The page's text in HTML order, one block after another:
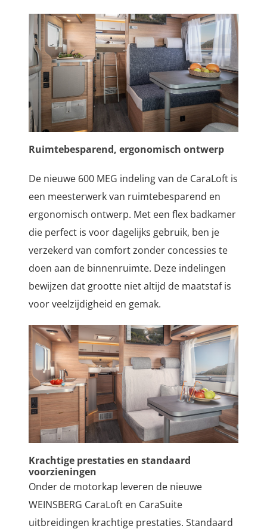
Ruimtebesparend, ergonomisch ontwerp
De nieuwe 600 MEG indeling van de CaraLoft is
een meesterwerk van ruimtebesparend en
ergonomisch ontwerp. Met een flex badkamer
die perfect is voor dagelijks gebruik, ben je
verzekerd van comfort zonder concessies te
doen aan de binnenruimte. Deze indelingen
bewijzen dat grootte niet altijd de maatstaf is
voor veelzijdigheid en gemak.
Krachtige prestaties en standaard
voorzieningen
Onder de motorkap leveren de nieuwe
WEINSBERG CaraLoft en CaraSuite
uitbreidingen krachtige prestaties. Standaard